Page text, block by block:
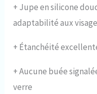
+ Jupe en silicone
adaptabilité aux
+ Étanchéité
+Aucune buée
verre